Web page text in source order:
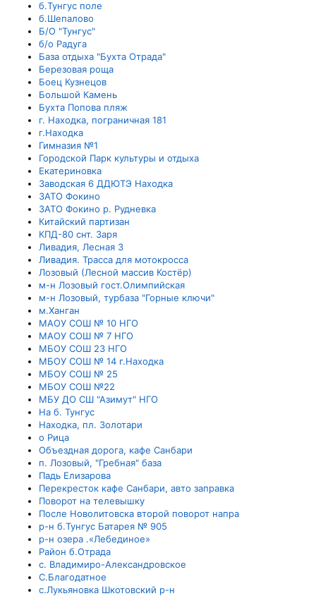
б.Тунгус поле
б.Шепалово
Б/О "Тунгус"
б/о Радуга
База отдыха "Бухта Отрада"
Березовая роща
Боец Кузнецов
Большой Камень
Бухта Попова пляж
г. Находка, пограничная 181
г.Находка
Гимназия №1
Городской Парк культуры и отдыха
Екатериновка
Заводская 6 ДДЮТЭ Находка
ЗАТО Фокино
ЗАТО Фокино р. Рудневка
Китайский партизан
КПД-80 снт. Заря
Ливадия, Лесная 3
Ливадия. Трасса для мотокросса
Лозовый (Лесной массив Костёр)
м-н Лозовый гост.Олимпийская
м-н Лозовый, турбаза "Горные ключи"
м.Ханган
МАОУ СОШ № 10 НГО
МАОУ СОШ № 7 НГО
МБОУ СОШ 23 НГО
МБОУ СОШ № 14 г.Находка
МБОУ СОШ № 25
МБОУ СОШ №22
МБУ ДО СШ "Азимут" НГО
На б. Тунгус
Находка, пл. Золотари
о Рица
Объездная дорога, кафе Санбари
п. Лозовый, "Гребная" база
Падь Елизарова
Перекресток кафе Санбари, авто заправка
Поворот на телевышку
После Новолитовска второй поворот напра
р-н б.Тунгус Батарея № 905
р-н озера .«Лебединое»
Район б.Отрада
с. Владимиро-Александровское
С.Благодатное
с.Лукьяновка Шкотовский р-н